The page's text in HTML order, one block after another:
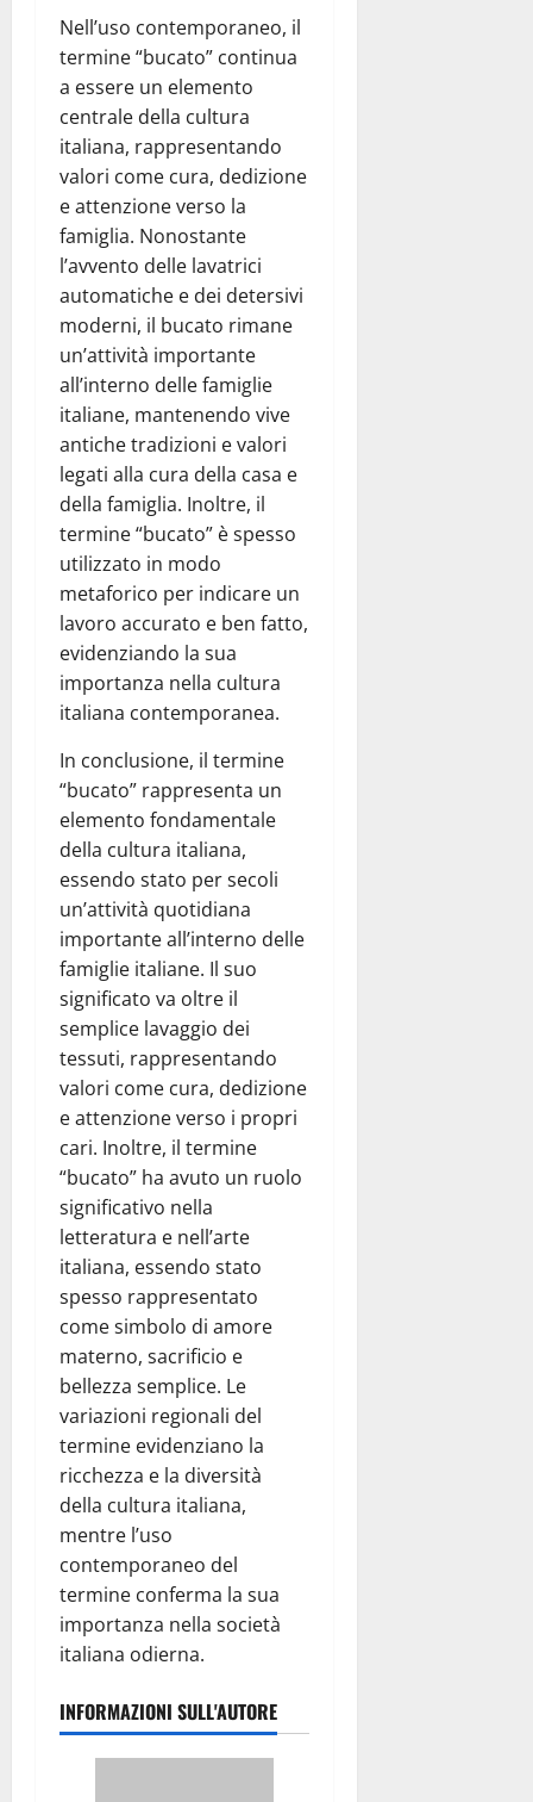
Nell’uso contemporaneo, il
termine “bucato” continua
a essere un elemento
centrale della cultura
italiana, rappresentando
valori come cura, dedizione
e attenzione verso la
famiglia. Nonostante
l’avvento delle lavatrici
automatiche e dei detersivi
moderni, il bucato rimane
un’attività importante
all’interno delle famiglie
italiane, mantenendo vive
antiche tradizioni e valori
legati alla cura della casa e
della famiglia. Inoltre, il
termine “bucato” è spesso
utilizzato in modo
metaforico per indicare un
lavoro accurato e ben fatto,
evidenziando la sua
importanza nella cultura
italiana contemporanea.
In conclusione, il termine
“bucato” rappresenta un
elemento fondamentale
della cultura italiana,
essendo stato per secoli
un’attività quotidiana
importante all’interno delle
famiglie italiane. Il suo
significato va oltre il
semplice lavaggio dei
tessuti, rappresentando
valori come cura, dedizione
e attenzione verso i propri
cari. Inoltre, il termine
“bucato” ha avuto un ruolo
significativo nella
letteratura e nell’arte
italiana, essendo stato
spesso rappresentato
come simbolo di amore
materno, sacrificio e
bellezza semplice. Le
variazioni regionali del
termine evidenziano la
ricchezza e la diversità
della cultura italiana,
mentre l’uso
contemporaneo del
termine conferma la sua
importanza nella società
italiana odierna.
INFORMAZIONI SULL'AUTORE